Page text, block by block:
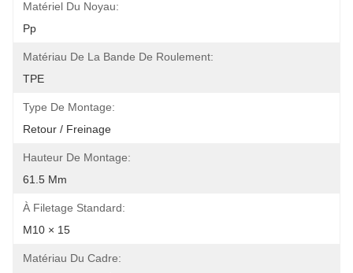
Matériel Du Noyau:
Pp
Matériau De La Bande De Roulement:
TPE
Type De Montage:
Retour / Freinage
Hauteur De Montage:
61.5 Mm
À Filetage Standard:
M10 × 15
Matériau Du Cadre: